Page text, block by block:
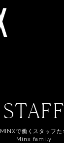
STAFF
MINXで働くスタッフた
Minx family